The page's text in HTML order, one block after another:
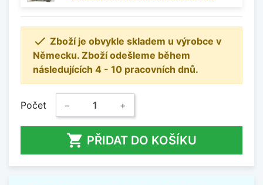
 Zboží je obvykle skladem u výrobce v
Německu. Zboží odešleme během
následujících 4 - 10 pracovních dnů.
Počet − +
 PŘIDAT DO KOŠÍKU